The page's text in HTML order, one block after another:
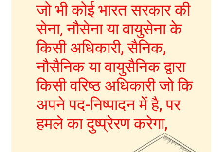
IPC की धारा 403
जो भी कोई भारत सरकार की
सेना, नौसेना या वायुसेना के
किसी अधिकारी, सैनिक,
नौसैनिक या वायुसैनिक द्वारा
किसी वरिष्ठ अधिकारी जो कि
अपने पद-निष्पादन में है, पर
हमले का दुष्प्रेरण करेगा,